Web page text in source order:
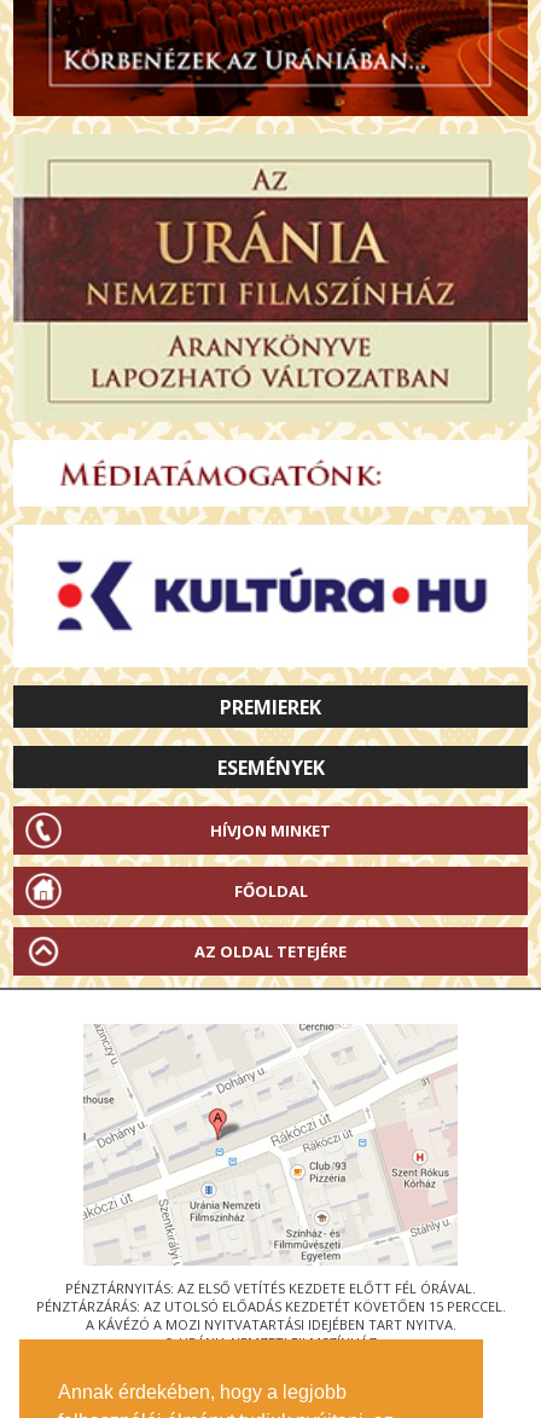
Annak érdekében, hogy a legjobb
PREMIEREK
ESEMÉNYEK
HÍVJON MINKET
FŐOLDAL
AZ OLDAL TETEJÉRE
PÉNZTÁRNYITÁS: AZ ELSŐ VETÍTÉS KEZDETE ELŐTT FÉL ÓRÁVAL.
PÉNZTÁRZÁRÁS: AZ UTOLSÓ ELŐADÁS KEZDETÉT KÖVETŐEN 15 PERCCEL.
A KÁVÉZÓ A MOZI NYITVATARTÁSI IDEJÉBEN TART NYITVA.
© URÁNIA NEMZETI FILMSZÍNHÁZ
1088 BUDAPEST, RÁKÓCZI ÚT 21.